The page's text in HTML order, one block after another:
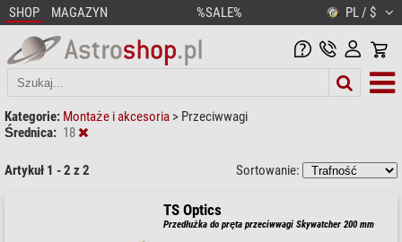
SHOP MAGAZYN %SALE% PL / $
Kategorie: Montaże i akcesoria > Przeciwwagi
Średnica: 18
Artykuł 1 - 2 z 2 Sortowanie:
TS Optics
Przedłużka do pręta przeciwwagi Skywatcher 200 mm